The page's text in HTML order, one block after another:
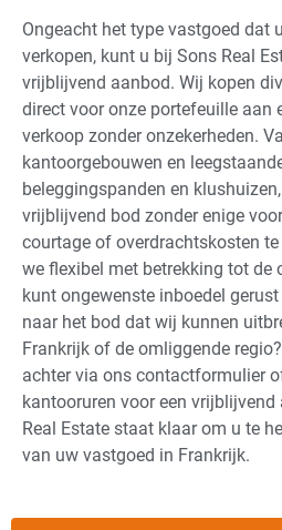
Ongeacht het type vastgoed dat
verkopen, kunt u bij Sons Real
vrijblijvend aanbod. Wij kopen
direct voor onze portefeuille aan
verkoop zonder onzekerheden.
kantoorgebouwen en
beleggingspanden en
vrijblijvend bod zonder enige
courtage of overdrachtskosten
we flexibel met betrekking tot de
kunt ongewenste inboedel
naar het bod dat wij kunnen
Frankrijk of de omliggende
achter via ons contactformulier
kantooruren voor een vrijblijvend
Real Estate staat klaar om u te
van uw vastgoed in Frankrijk.